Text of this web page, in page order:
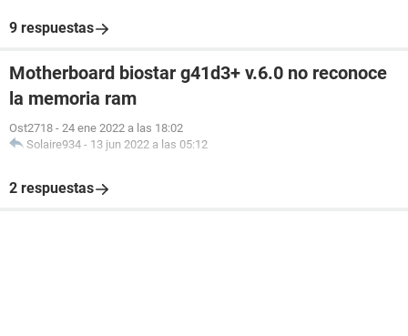
9 respuestas
Motherboard biostar g41d3+ v.6.0 no reconoce
la memoria ram
Ost2718 - 24 ene 2022 a las 18:02
Solaire934 - 13 jun 2022 a las 05:12
2 respuestas